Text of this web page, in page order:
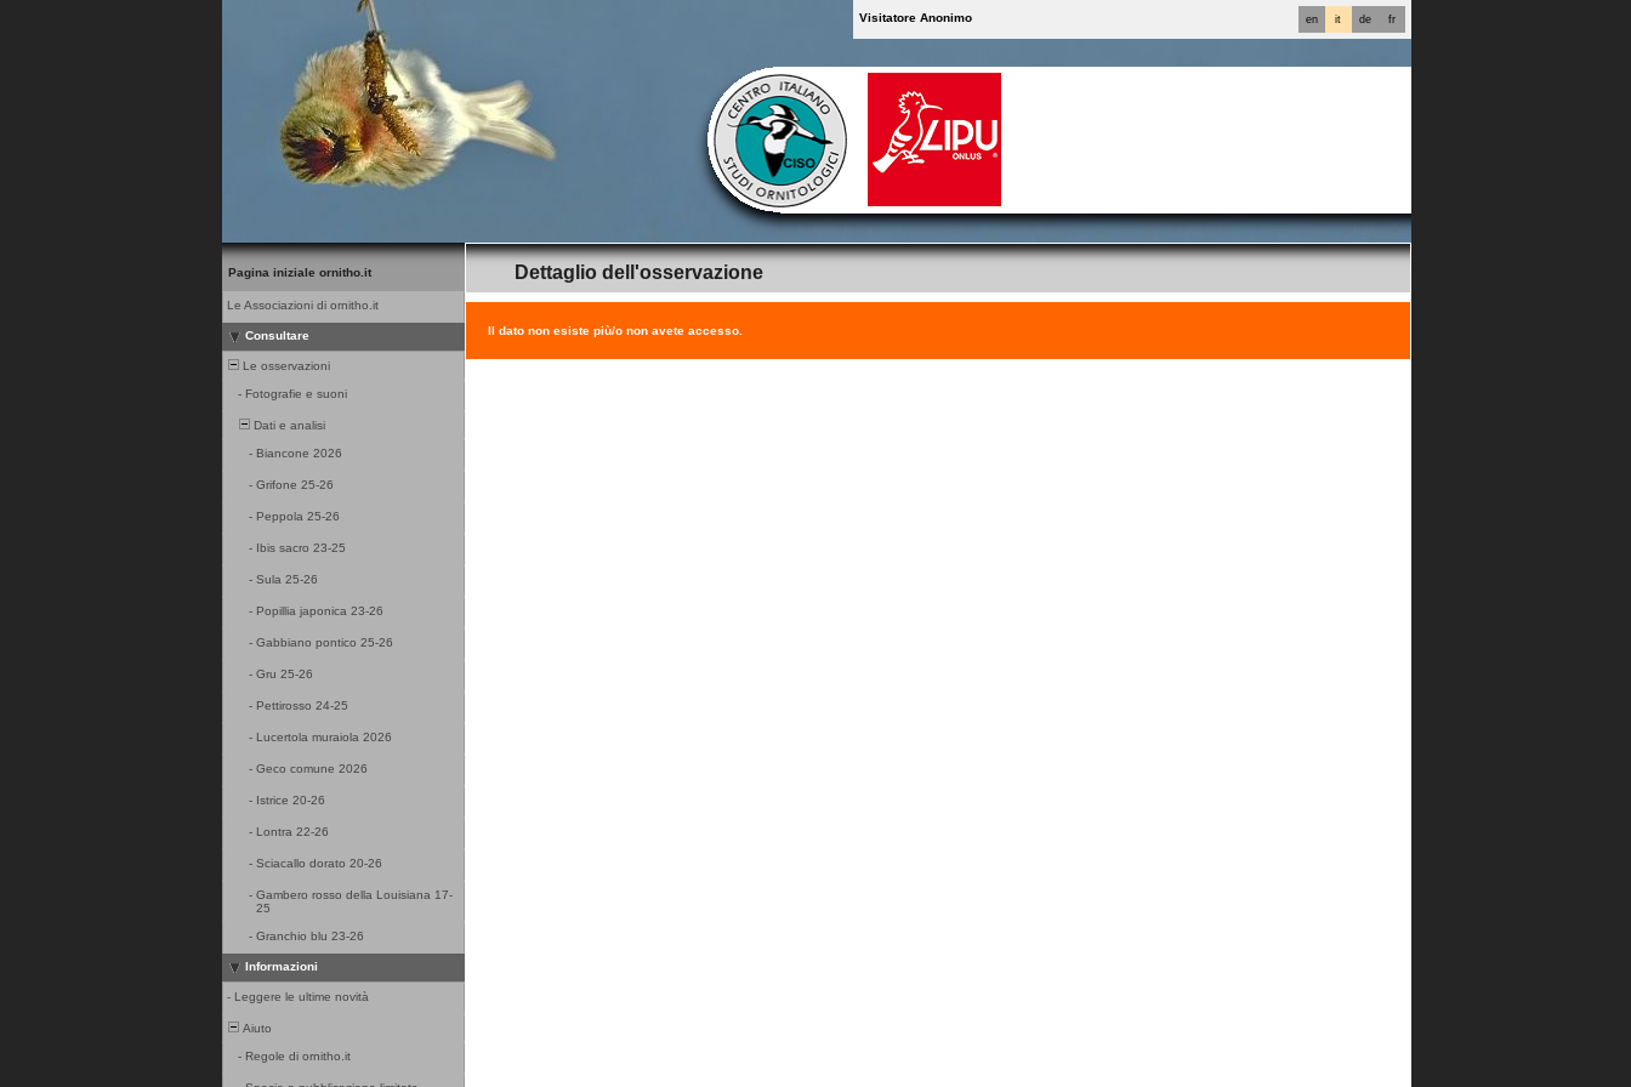
fr
de
it
en
Visitatore Anonimo
Pagina iniziale ornitho.it
Le Associazioni di ornitho.it
Consultare
Le osservazioni
- Fotografie e suoni
Dati e analisi
- Biancone 2026
- Grifone 25-26
- Peppola 25-26
- Ibis sacro 23-25
- Sula 25-26
- Popillia japonica 23-26
- Gabbiano pontico 25-26
- Gru 25-26
- Pettirosso 24-25
- Lucertola muraiola 2026
- Geco comune 2026
- Istrice 20-26
- Lontra 22-26
- Sciacallo dorato 20-26
- Gambero rosso della Louisiana 17-
25
- Granchio blu 23-26
Informazioni
- Leggere le ultime novità
Aiuto
- Regole di ornitho.it
Dettaglio dell'osservazione
Il dato non esiste più/o non avete accesso.